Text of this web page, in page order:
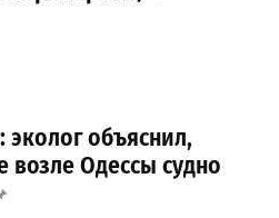
эколог объяснил,
возле Одессы судно